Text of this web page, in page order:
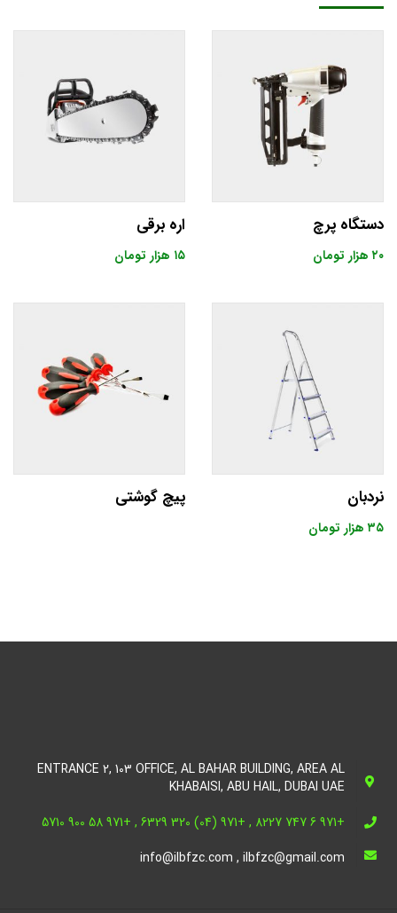
دستگاه پرچ
۲۰ هزار تومان
اره برقی
۱۵ هزار تومان
نردبان
۳۵ هزار تومان
پیچ گوشتی
ENTRANCE 2, 103 OFFICE, AL BAHAR BUILDING, AREA AL
KHABAISI, ABU HAIL, DUBAI UAE
+971 6 747 8227 , +971 (04) 320 6329 , +971 58 900 5710
info@ilbfzc.com , ilbfzc@gmail.com